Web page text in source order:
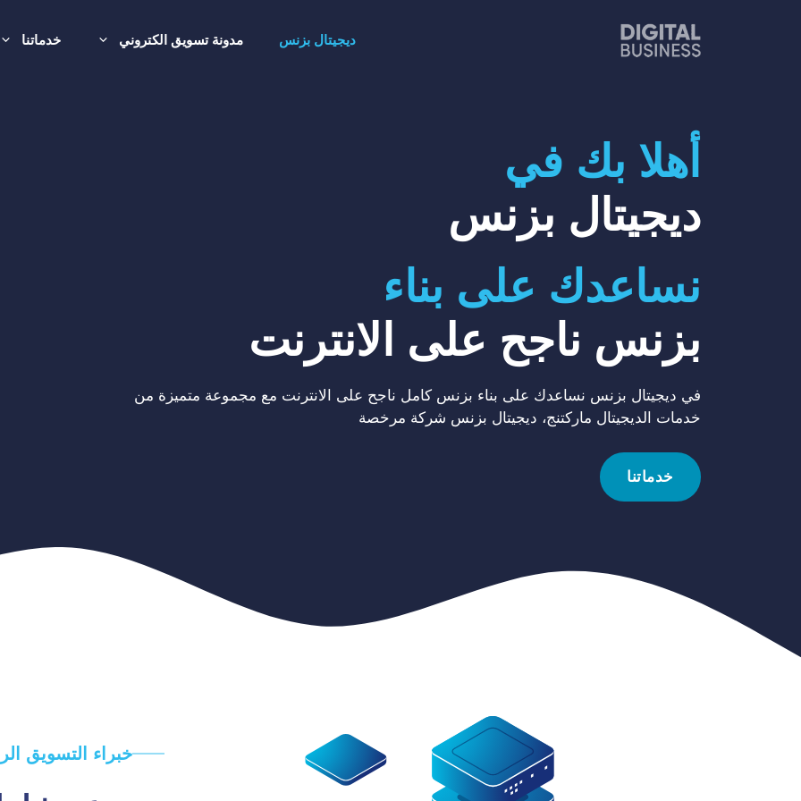
ديجيتال بزنس مدونة تسويق الكتروني خدماتنا
أهلا بك في
ديجيتال بزنس
نساعدك على بناء
بزنس ناجح على الانترنت
في ديجيتال بزنس نساعدك على بناء بزنس كامل ناجح على الانترنت مع مجموعة متميزة من
خدمات الديجيتال ماركتنج، ديجيتال بزنس شركة مرخصة
خدماتنا
خبراء التسويق